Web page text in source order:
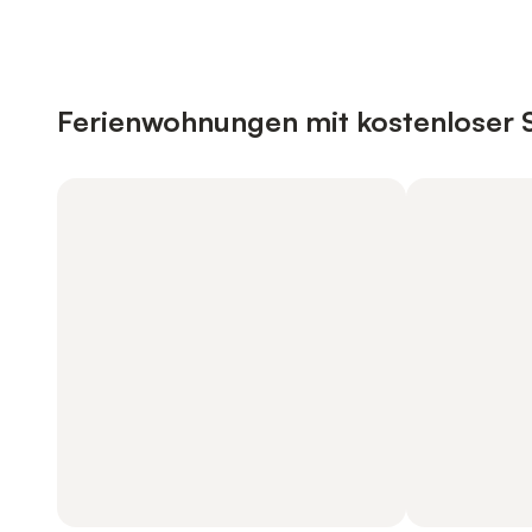
Ferienwohnungen mit kostenloser